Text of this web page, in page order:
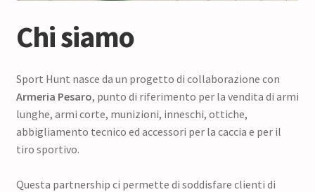
Chi siamo
Sport Hunt nasce da un progetto di collaborazione con
Armeria Pesaro, punto di riferimento per la vendita di armi
lunghe, armi corte, munizioni, inneschi, ottiche,
abbigliamento tecnico ed accessori per la caccia e per il
tiro sportivo.
Questa partnership ci permette di soddisfare clienti di